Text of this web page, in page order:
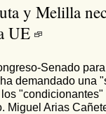
y Melilla
UE
Senado
demandado una
"condicionantes"
Miguel Arias